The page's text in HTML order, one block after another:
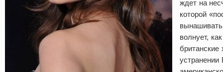
ждет на
которой
волнует,
британские
устранении